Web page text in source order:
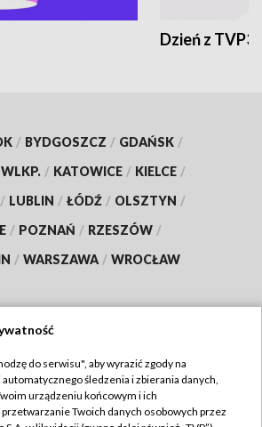
Dzień z TVP3
/ BYDGOSZCZ / GDAŃSK /
/ KATOWICE / KIELCE /
/ LUBLIN / ŁÓDŹ / OLSZTYN /
/ POZNAŃ / RZESZÓW /
/ WARSZAWA / WROCŁAW
TVP
Regulamin TVP
do serwisu", aby wyrazić zgody na
śledzenia i zbierania danych,
urządzeniu końcowym i ich
Twoich danych osobowych przez